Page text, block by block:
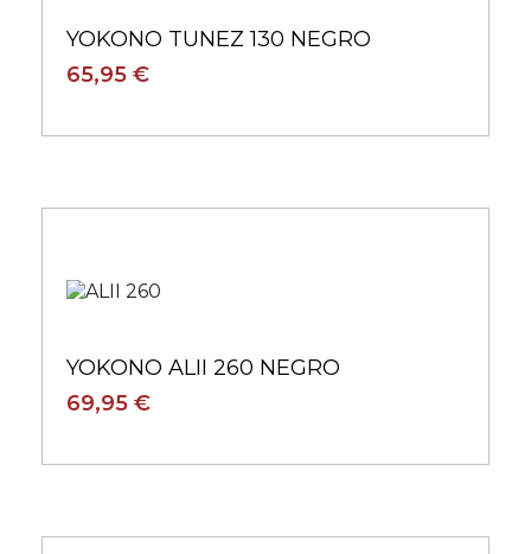
YOKONO TUNEZ 130 NEGRO
65,95 €
YOKONO ALII 260 NEGRO
69,95 €